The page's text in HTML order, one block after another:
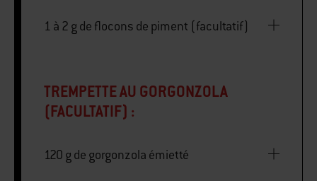
1 à 2 g de flocons de piment (facultatif)
TREMPETTE AU GORGONZOLA
(FACULTATIF) :
120 g de gorgonzola émietté